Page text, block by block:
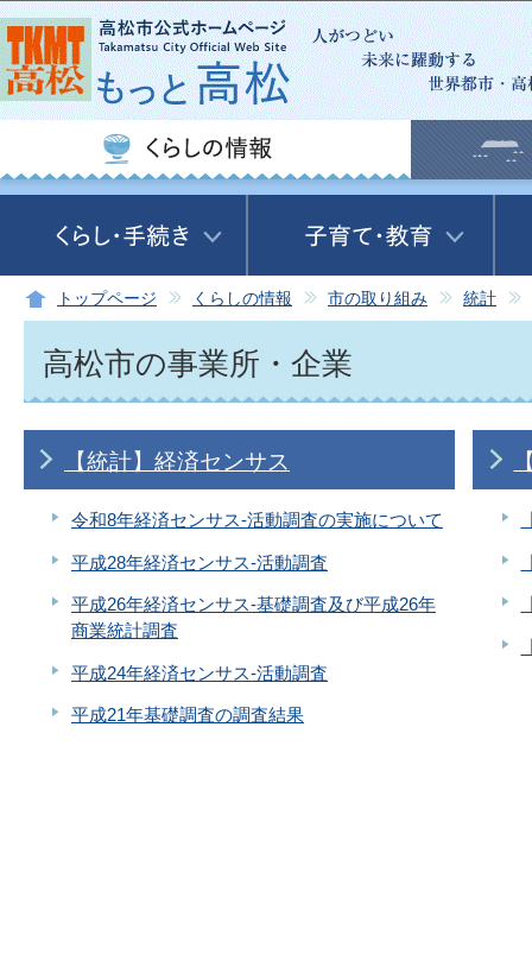
この
トップページ くらしの情報 市の取り組み 統計
高松市の事業所・企業
【統計】経済センサス
令和8年経済センサス‐活動調査の実施について
平成28年経済センサス‐活動調査
平成26年経済センサス-基礎調査及び平成26年
商業統計調査
平成24年経済センサス-活動調査
平成21年基礎調査の調査結果